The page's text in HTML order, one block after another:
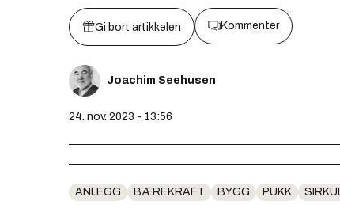
Gi bort artikkelen Kommenter
Joachim Seehusen
24. nov. 2023 - 13:56
ANLEGG BÆREKRAFT BYGG PUKK